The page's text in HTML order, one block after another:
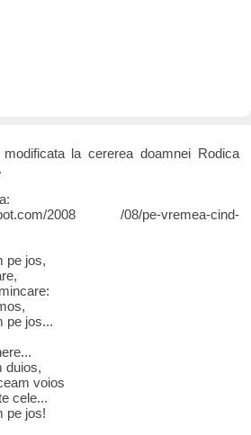
la cererea doamnei Rodica
2008 /08/pe-vremea-cind-
pe jos,
pe jos...
duios,
voios
cele...
pe jos!